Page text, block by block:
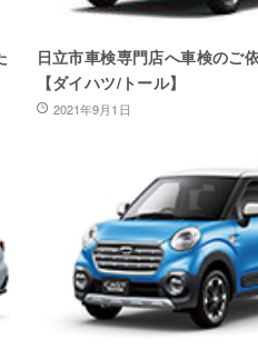
日立市車検専門店へ車検のご
【ダイハツ/トール】
2021年9月1日